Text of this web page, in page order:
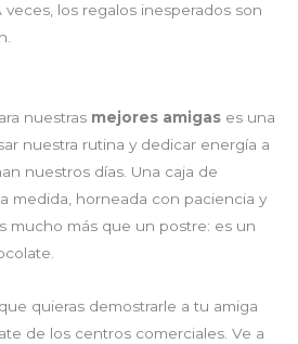
los regalos inesperados son
nuestras mejores amigas es una
nuestra rutina y dedicar energía a
nuestros días. Una caja de
medida, horneada con paciencia y
mucho más que un postre: es un
quieras demostrarle a tu amiga
de los centros comerciales. Ve a